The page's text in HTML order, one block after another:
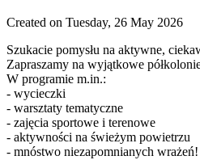
Created on Tuesday, 26 May 2026
Szukacie pomysłu na aktywne,
Zapraszamy na wyjątkowe
W programie m.in.:
- wycieczki
- warsztaty tematyczne
- zajęcia sportowe i terenowe
- aktywności na świeżym powietrzu
- mnóstwo niezapomnianych wrażeń!